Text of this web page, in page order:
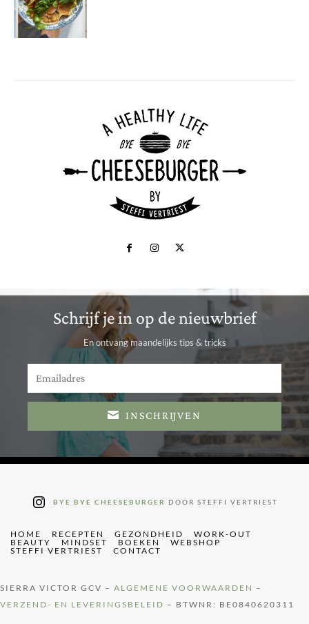
Schrijf je in op de nieuwbrief
En ontvang maandelijks tips & tricks
INSCHRIJVEN
BYE BYE CHEESEBURGER DOOR STEFFI VERTRIEST
HOME RECEPTEN GEZONDHEID
WORK-OUT
BEAUTY
MINDSET BOEKEN
WEBSHOP
STEFFI VERTRIEST
CONTACT
SIERRA VICTOR GCV – ALGEMENE VOORWAARDEN –
VERZEND- EN LEVERINGSBELEID – BTWNR: BE0840620311